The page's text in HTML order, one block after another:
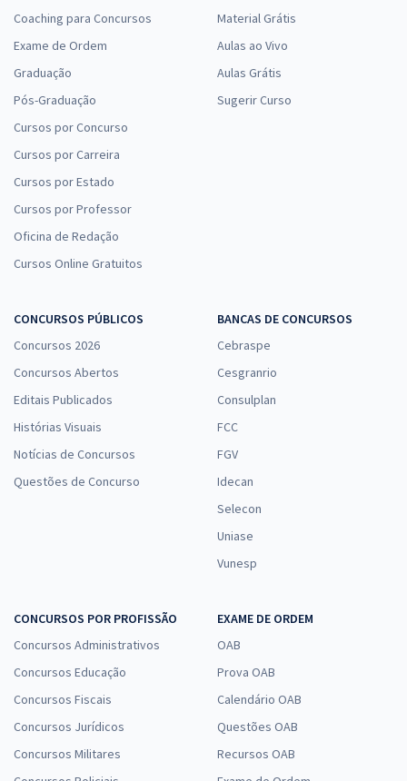
Coaching para Concursos
Exame de Ordem
Graduação
Pós-Graduação
Cursos por Concurso
Cursos por Carreira
Cursos por Estado
Cursos por Professor
Oficina de Redação
Cursos Online Gratuitos
Material Grátis
Aulas ao Vivo
Aulas Grátis
Sugerir Curso
CONCURSOS PÚBLICOS
Concursos 2026
Concursos Abertos
Editais Publicados
Histórias Visuais
Notícias de Concursos
Questões de Concurso
BANCAS DE CONCURSOS
Cebraspe
Cesgranrio
Consulplan
FCC
FGV
Idecan
Selecon
Uniase
Vunesp
CONCURSOS POR PROFISSÃO
Concursos Administrativos
Concursos Educação
Concursos Fiscais
Concursos Jurídicos
Concursos Militares
EXAME DE ORDEM
OAB
Prova OAB
Calendário OAB
Questões OAB
Recursos OAB